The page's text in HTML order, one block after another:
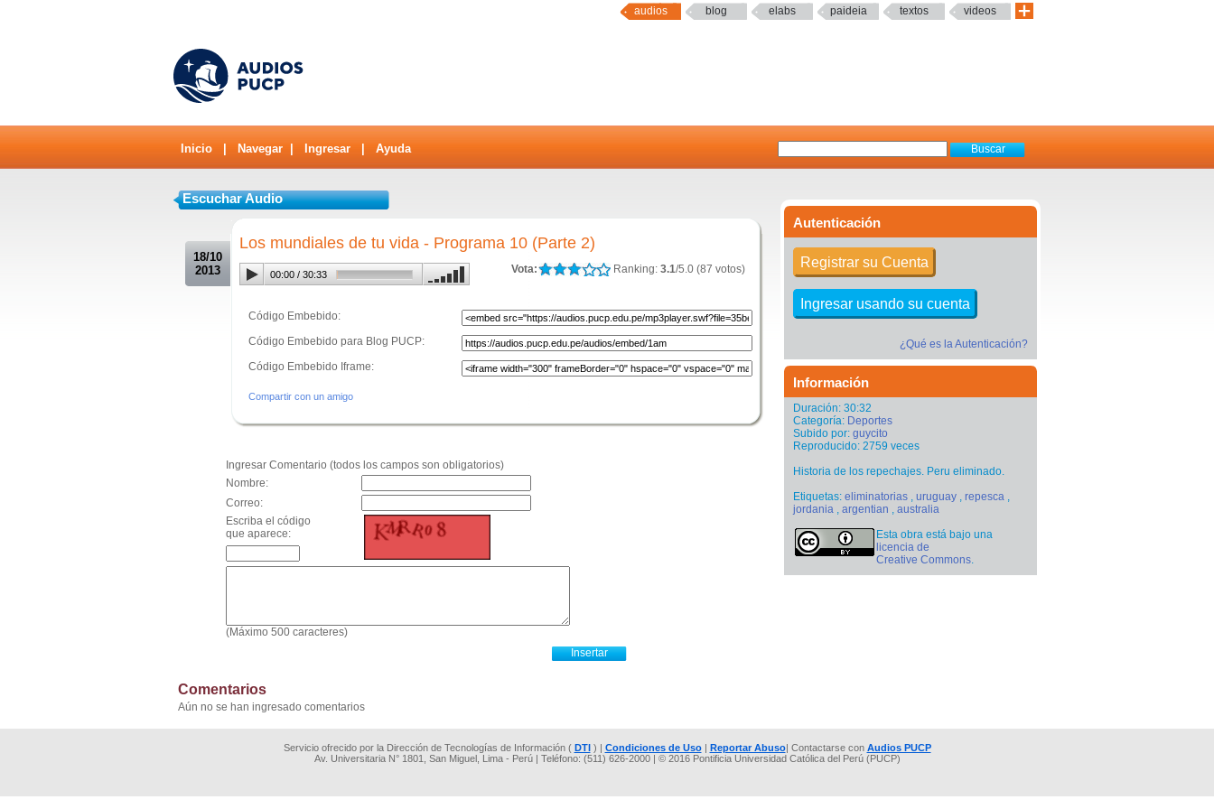
audios blog elabs paideia textos videos
Inicio Navegar Ingresar Ayuda
Autenticación
Registrar su Cuenta
Ingresar usando su cuenta
¿Qué es la Autenticación?
Información
Duración: 30:32
Categoría: Deportes
Subido por: guycito
Reproducido: 2759 veces
Historia de los repechajes. Peru eliminado.
Etiquetas: eliminatorias , uruguay , repesca ,
jordania , argentian , australia
Esta obra está bajo una
licencia de
Creative Commons.
Escuchar Audio
18/10
2013
Los mundiales de tu vida - Programa 10 (Parte 2)
Vota: Ranking: 3.1/5.0 (87 votos)
00:00 / 30:33
Código Embebido:
Código Embebido para Blog PUCP:
Código Embebido Iframe:
Compartir con un amigo
Ingresar Comentario (todos los campos son obligatorios)
Nombre:
Correo:
Escriba el código
que aparece:
(Máximo 500 caracteres)
Comentarios
Aún no se han ingresado comentarios
Servicio ofrecido por la Dirección de Tecnologías de Información ( DTI) | Condiciones de Uso| Reportar Abuso| Contactarse con Audios PUCP
Av. Universitaria N° 1801, San Miguel, Lima - Perú | Teléfono: (511) 626-2000 | © 2016 Pontificia Universidad Católica del Perú (PUCP)